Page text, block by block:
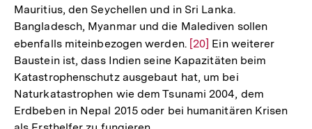
Mauritius, den Seychellen und in Sri Lanka.
Bangladesch, Myanmar und die Malediven sollen
ebenfalls miteinbezogen werden. Zur
Auflösung
der
Fußnote
[20] Ein weiterer
Baustein ist, dass Indien seine Kapazitäten beim
Katastrophenschutz ausgebaut hat, um bei
Naturkatastrophen wie dem Tsunami 2004, dem
Erdbeben in Nepal 2015 oder bei humanitären Krisen